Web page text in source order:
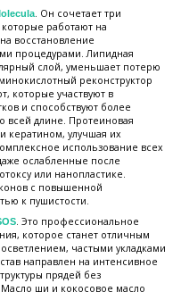
. Он сочетает три
работают на
восстановление
процедурами. Липидная
слой, уменьшает потерю
реконструктор
которые участвуют в
и способствуют более
всей длине. Протеиновая
кератином, улучшая их
использование всех
ослабленные после
или нанопластике.
с повышенной
к пушистости.
. Это профессиональное
которое станет отличным
частыми укладками
направлен на интенсивное
прядей без
ши и кокосовое масло